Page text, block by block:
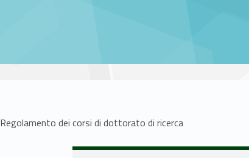
Regolamento dei corsi di dottorato di ricerca